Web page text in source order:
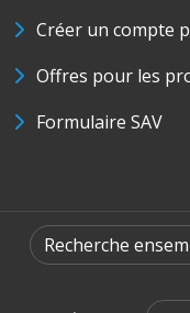
Créer un compte
Offres pour les
Formulaire SAV
Recherche